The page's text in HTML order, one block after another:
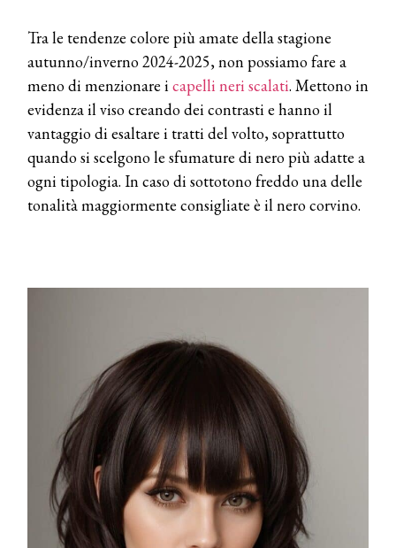
Tra le tendenze colore più amate della stagione
autunno/inverno 2024-2025, non possiamo fare a
meno di menzionare icapelli neri scalati. Mettono in
evidenza il viso creando dei contrasti e hanno il
vantaggio di esaltare i tratti del volto, soprattutto
quando si scelgono le sfumature di nero più adatte a
ogni tipologia. In caso di sottotono freddo una delle
tonalità maggiormente consigliate è il nero corvino.